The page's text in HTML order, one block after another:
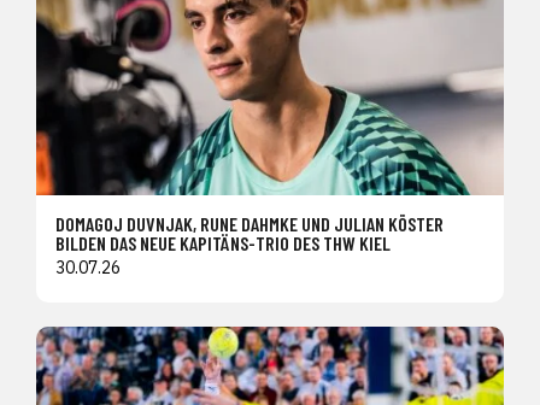
DOMAGOJ DUVNJAK, RUNE DAHMKE UND JULIAN KÖSTER
BILDEN DAS NEUE KAPITÄNS-TRIO DES THW KIEL
30.07.26